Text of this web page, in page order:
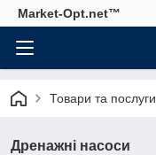
Market-Opt.net™
Товари та послуги
Дренажні насоси